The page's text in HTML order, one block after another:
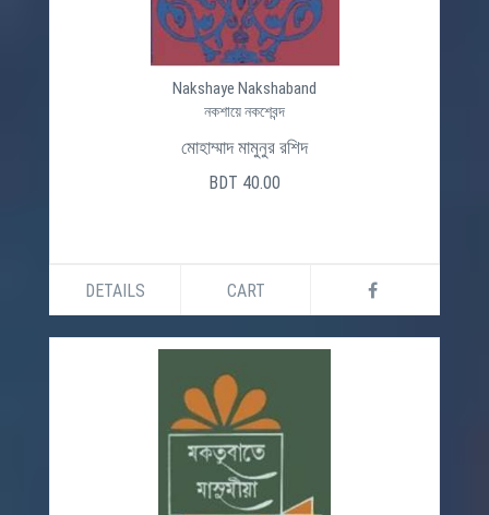
Nakshaye Nakshaband
নকশায়ে নকশেবন্দ
মোহাম্মাদ মামুনুর রশিদ
BDT 40.00
DETAILS CART